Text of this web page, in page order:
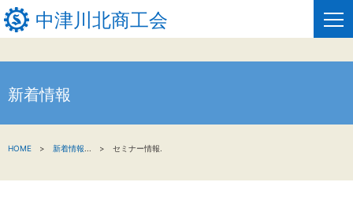
中津川北商工会
新着情報
HOME 新着情報 セミナー情報.